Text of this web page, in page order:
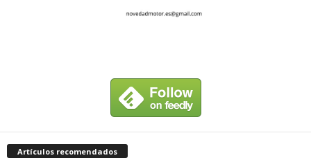
Artículos recomendados